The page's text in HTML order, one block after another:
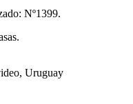
Nº1399.
Uruguay